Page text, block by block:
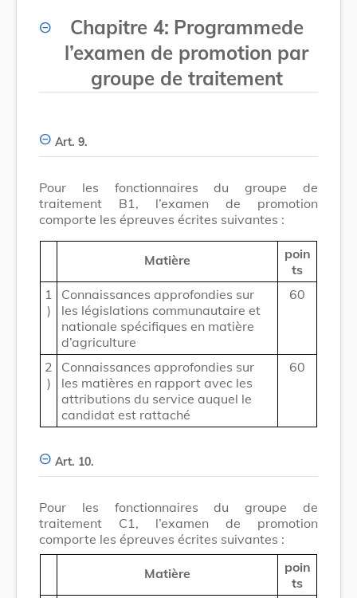
Chapitre 4: Programmede
l’examen de promotion par
groupe de traitement
Art. 9.
Pour les fonctionnaires du groupe de
traitement B1, l’examen de promotion
comporte les épreuves écrites suivantes :
Matière
poin
ts
1
)
Connaissances approfondies sur
les législations communautaire et
nationale spécifiques en matière
d’agriculture
60
2
)
Connaissances approfondies sur
les matières en rapport avec les
attributions du service auquel le
candidat est rattaché
60
Art. 10.
Pour les fonctionnaires du groupe de
traitement C1, l’examen de promotion
comporte les épreuves écrites suivantes :
Matière
poin
ts